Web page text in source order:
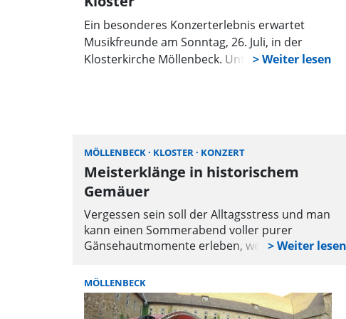
Ein besonderes Konzerterlebnis erwartet
Musikfreunde am Sonntag, 26. Juli, in der
Klosterkirche Möllenbeck. Unter dem Titel
MÖLLENBECK KLOSTER KONZERT
Meisterklänge in historischem
Gemäuer
Vergessen sein soll der Alltagsstress und man
kann einen Sommerabend voller purer
Gänsehautmomente erleben, wenn die
Möllenbeck am Sonntag, 9. August, um 17 Uhr
von Meisterklängen erfüllt werden. Dann ist
Gänsehaut vorprogrammiert. Der Kulturring
MÖLLENBECK